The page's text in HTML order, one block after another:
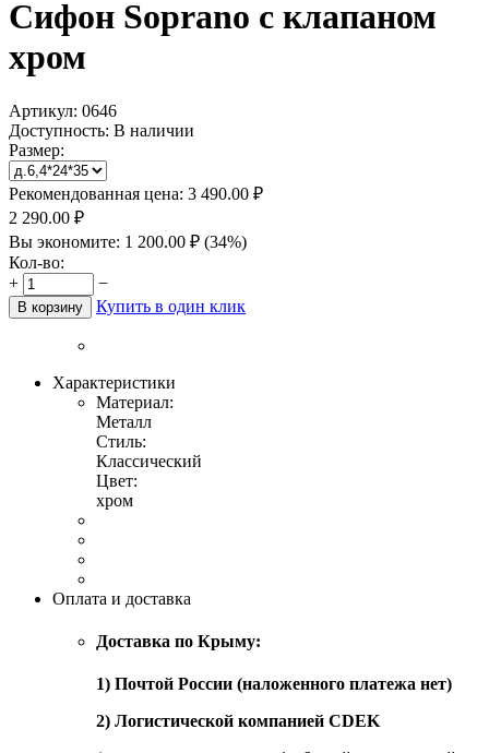
Сифон Soprano с клапаном
хром
Артикул: 0646
Доступность: В наличии
Размер:
Рекомендованная цена: 3 490.00 ₽
2 290.00 ₽
Вы экономите: 1 200.00 ₽ (34%)
Кол-во:
+
−
В корзину Купить в один клик
Характеристики
Материал:
Металл
Стиль:
Классический
Цвет:
хром
Оплата и доставка
Доставка по Крыму:
1) Почтой России (наложенного платежа нет)
2) Логистической компанией CDEK